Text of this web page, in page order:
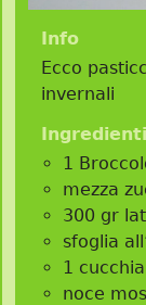
Info
Ecco
invernali
1
mezza
300 gr
sfoglia
1
noce